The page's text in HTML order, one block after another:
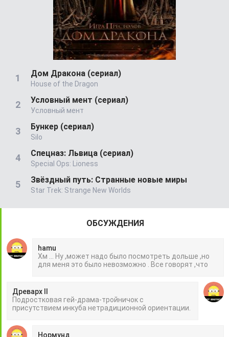
Дом Дракона (сериал)
House of the Dragon
Условный мент (сериал)
Условный мент
Бункер (сериал)
Silo
Спецназ: Львица (сериал)
Special Ops: Lioness
Звёздный путь: Странные новые миры
Star Trek: Strange New Worlds
ОБСУЖДЕНИЯ
hamu
Хм ... Ну ,может надо было посмотреть дольше ,но
для меня это было невозможно . Все говорят ,что
Древарх II
Подростковая гей-драма-тройничок с
присутствием инкуба нетрадиционной ориентации.
Нормунд